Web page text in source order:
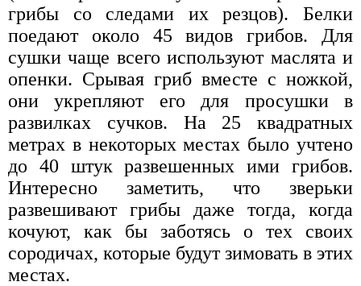
грибы со следами их резцов). Белки
поедают около 45 видов грибов. Для
сушки чаще всего используют маслята и
опенки. Срывая гриб вместе с ножкой,
они укрепляют его для просушки в
развилках сучков. На 25 квадратных
метрах в некоторых местах было учтено
до 40 штук развешенных ими грибов.
Интересно заметить, что зверьки
развешивают грибы даже тогда, когда
кочуют, как бы заботясь о тех своих
сородичах, которые будут зимовать в этих
местах.